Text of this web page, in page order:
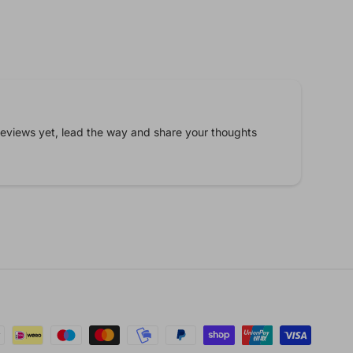
yet, lead the way and share your thoughts